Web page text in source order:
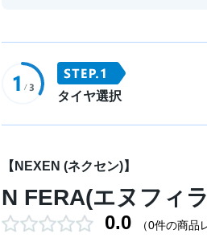
タイヤ選択
【NEXEN (ネクセン)】
N FERA(エヌフィ
0.0 （0件の商品